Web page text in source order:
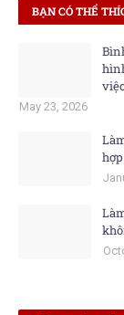
BẠN CÓ THỂ
việc
May 23, 2026